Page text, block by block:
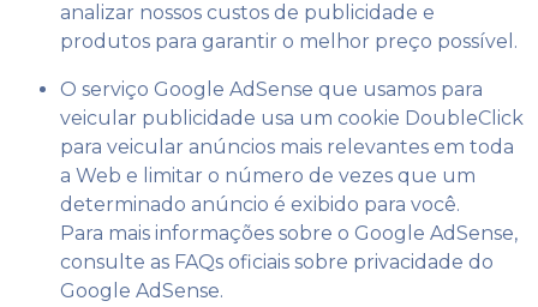
analizar nossos custos de publicidade e
produtos para garantir o melhor preço possível.
O serviço Google AdSense que usamos para
veicular publicidade usa um cookie DoubleClick
para veicular anúncios mais relevantes em toda
a Web e limitar o número de vezes que um
determinado anúncio é exibido para você.
Para mais informações sobre o Google AdSense,
consulte as FAQs oficiais sobre privacidade do
Google AdSense.